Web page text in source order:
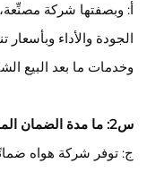
أ: وبصفتها شركة
الجودة والأداء
وخدمات ما بعد البيع
س2: ما مدة الضمان المقدَّم للرافعة الشوكية من شركة هواه؟